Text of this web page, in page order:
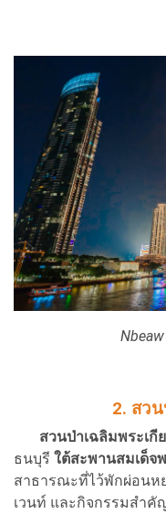
2. สวน
สวนป่าเฉลิมพระเกี
ธนบุรี ใต้สะพานสมเด็จ
สาธารณะที่ไว้พักผ่อนห
เวนท์ และกิจกรรมสำคั